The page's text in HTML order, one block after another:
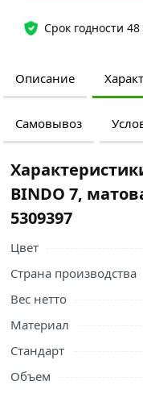
Срок годности 48
Описание
Самовывоз
BINDO 7,
5309397
Цвет
Страна производства
Вес нетто
Материал
Стандарт
Объем